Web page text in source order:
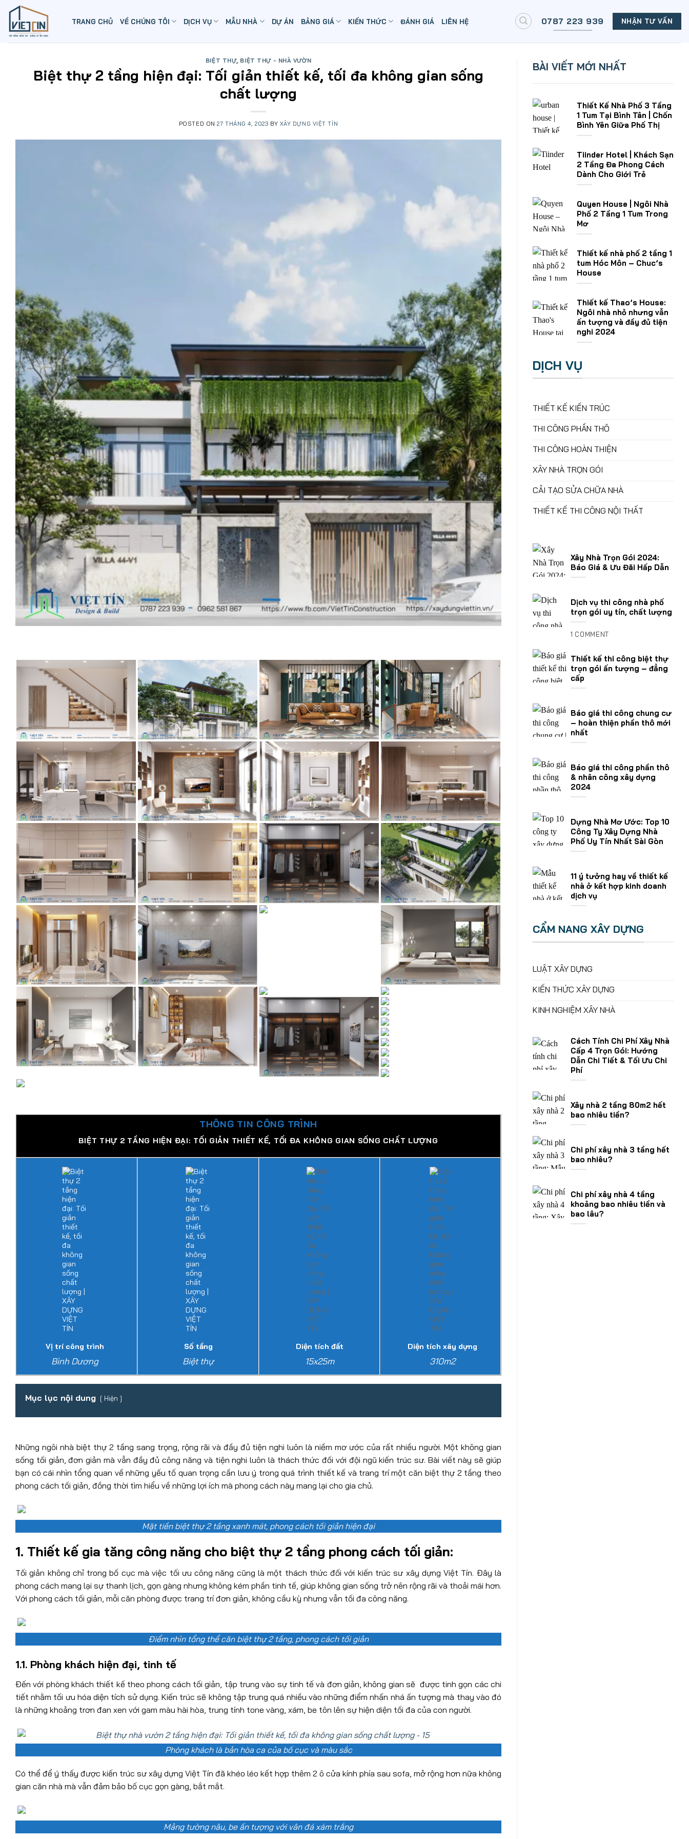
Skip
content
TRANG CHỦ VỀ CHÚNG TÔI DỊCH VỤ MẪU NHÀ DỰ ÁN BẢNG GIÁ KIẾN THỨC ĐÁNH GIÁ LIÊN HỆ 0787 223 939 NHẬN TƯ VẤN
BIỆT THỰ, BIỆT THỰ - NHÀ VƯỜN
Biệt thự 2 tầng hiện đại: Tối giản thiết kế, tối đa không gian sống
chất lượng
POSTED ON27 THÁNG 4, 2023 BY XÂY DỰNG VIỆT TÍN
THÔNG TIN CÔNG TRÌNH
BIỆT THỰ 2 TẦNG HIỆN ĐẠI: TỐI GIẢN THIẾT KẾ, TỐI ĐA KHÔNG GIAN SỐNG CHẤT LƯỢNG
Vị trí công trình
Bình Dương
Số tầng
Biệt thự
Diện tích đất
15x25m
Diện tích xây dựng
310m2
Mục lục nội dung Hiện
Những ngôi nhà biệt thự 2 tầng sang trọng, rộng rãi và đầy đủ tiện nghi luôn là niềm mơ ước của rất nhiều người. Một không gian
sống tối giản, đơn giản mà vẫn đầy đủ công năng và tiện nghi luôn là thách thức đối với đội ngũ kiến trúc sư. Bài viết này sẽ giúp
bạn có cái nhìn tổng quan về những yếu tố quan trọng cần lưu ý trong quá trình thiết kế và trang trí một căn biệt thự 2 tầng theo
phong cách tối giản, đồng thời tìm hiểu về những lợi ích mà phong cách này mang lại cho gia chủ.
Mặt tiền biệt thự 2 tầng xanh mát, phong cách tối giản hiện đại
1. Thiết kế gia tăng công năng cho biệt thự 2 tầng phong cách tối giản:
Tối giản không chỉ trong bố cục mà việc tối ưu công năng cũng là một thách thức đối với kiến trúc sư xây dựng Việt Tín. Đây là
phong cách mang lại sự thanh lịch, gọn gàng nhưng không kém phần tinh tế, giúp không gian sống trở nên rộng rãi và thoải mái hơn.
Với phong cách tối giản, mỗi căn phòng được trang trí đơn giản, không cầu kỳ nhưng vẫn tối đa công năng.
Điểm nhìn tổng thể căn biệt thự 2 tầng, phong cách tối giản
1.1. Phòng khách hiện đại, tinh tế
Đến với phòng khách thiết kế theo phong cách tối giản, tập trung vào sự tinh tế và đơn giản, không gian sẽ được tinh gọn các chi
tiết nhằm tối ưu hóa diện tích sử dụng. Kiến trúc sẽ không tập trung quá nhiều vào những điểm nhấn nhá ấn tượng mà thay vào đó
là những khoảng trơn đan xen với gam màu hài hòa, trung tính tone vàng, xám, be tôn lên sự hiện diện tối đa của con người.
Phòng khách là bản hòa ca của bố cục và màu sắc
Có thể để ý thấy được kiến trúc sư xây dựng Việt Tín đã khéo léo kết hợp thêm 2 ô cửa kính phía sau sofa, mở rộng hơn nữa không
gian căn nhà mà vẫn đảm bảo bố cục gọn gàng, bắt mắt.
Mảng tường nâu, be ấn tượng với vân đá xám trắng
BÀI VIẾT MỚI NHẤT
Thiết Kế Nhà Phố 3 Tầng
1 Tum Tại Bình Tân | Chốn
Bình Yên Giữa Phố Thị
Tiinder Hotel | Khách Sạn
2 Tầng Đa Phong Cách
Dành Cho Giới Trẻ
Quyen House | Ngôi Nhà
Phố 2 Tầng 1 Tum Trong
Mơ
Thiết kế nhà phố 2 tầng 1
tum Hóc Môn – Chuc’s
House
Thiết kế Thao’s House:
Ngôi nhà nhỏ nhưng vẫn
ấn tượng và đầy đủ tiện
nghi 2024
DỊCH VỤ
THIẾT KẾ KIẾN TRÚC
THI CÔNG PHẦN THÔ
THI CÔNG HOÀN THIỆN
XÂY NHÀ TRỌN GÓI
CẢI TẠO SỬA CHỮA NHÀ
THIẾT KẾ THI CÔNG NỘI THẤT
Xây Nhà Trọn Gói 2024:
Báo Giá & Ưu Đãi Hấp Dẫn
Dịch vụ thi công nhà phố
trọn gói uy tín, chất lượng
1 COMMENT
Thiết kế thi công biệt thự
trọn gói ấn tượng – đẳng
cấp
Báo giá thi công chung cư
– hoàn thiện phần thô mới
nhất
Báo giá thi công phần thô
& nhân công xây dựng
2024
Dựng Nhà Mơ Ước: Top 10
Công Ty Xây Dựng Nhà
Phố Uy Tín Nhất Sài Gòn
11 ý tưởng hay về thiết kế
nhà ở kết hợp kinh doanh
dịch vụ
CẨM NANG XÂY DỰNG
LUẬT XÂY DỰNG
KIẾN THỨC XÂY DỰNG
KINH NGHIỆM XÂY NHÀ
Cách Tính Chi Phí Xây Nhà
Cấp 4 Trọn Gói: Hướng
Dẫn Chi Tiết & Tối Ưu Chi
Phí
Xây nhà 2 tầng 80m2 hết
bao nhiêu tiền?
Chi phí xây nhà 3 tầng hết
bao nhiêu?
Chi phí xây nhà 4 tầng
khoảng bao nhiêu tiền và
bao lâu?